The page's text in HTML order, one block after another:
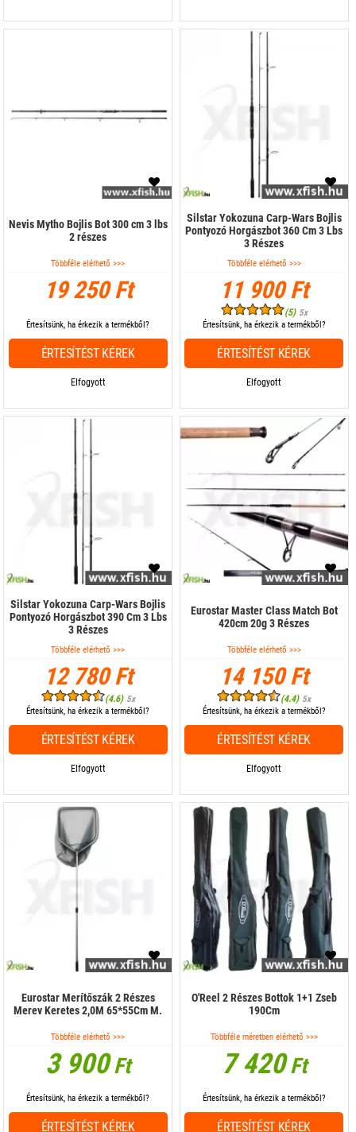
Nevis Mytho Bojlis Bot 300 cm 3 lbs
2 részes
Többféle elérhető >>>
19 250 Ft
Elfogyott
Értesítsünk, ha érkezik a termékből?
ÉRTESÍTÉST KÉREK
Silstar Yokozuna Carp-Wars Bojlis
Pontyozó Horgászbot 360 Cm 3 Lbs
3 Részes
Többféle elérhető >>>
11 900 Ft
(5) 5x
Elfogyott
Értesítsünk, ha érkezik a termékből?
ÉRTESÍTÉST KÉREK
Silstar Yokozuna Carp-Wars Bojlis
Pontyozó Horgászbot 390 Cm 3 Lbs
3 Részes
Többféle elérhető >>>
12 780 Ft
(4.6) 5x
Elfogyott
Értesítsünk, ha érkezik a termékből?
ÉRTESÍTÉST KÉREK
Eurostar Master Class Match Bot
420cm 20g 3 Részes
Többféle elérhető >>>
14 150 Ft
(4.4) 5x
Elfogyott
Értesítsünk, ha érkezik a termékből?
ÉRTESÍTÉST KÉREK
Eurostar Merítőszák 2 Részes
Merev Keretes 2,0M 65*55Cm M.
Többféle elérhető >>>
3 900Ft
Értesítsünk, ha érkezik a termékből?
ÉRTESÍTÉST KÉREK
O'Reel 2 Részes Bottok 1+1 Zseb
190Cm
Többféle méretben elérhető >>>
7 420Ft
Értesítsünk, ha érkezik a termékből?
ÉRTESÍTÉST KÉREK